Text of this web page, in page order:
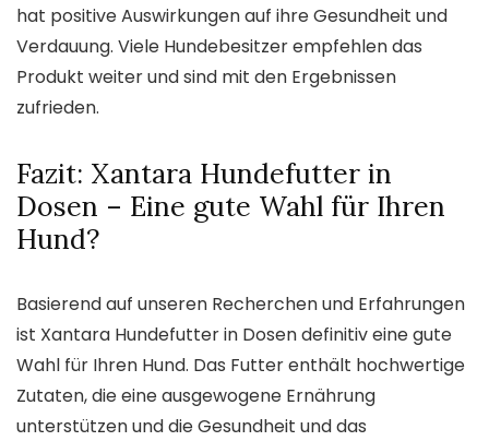
hat positive Auswirkungen auf ihre Gesundheit und
Verdauung. Viele Hundebesitzer empfehlen das
Produkt weiter und sind mit den Ergebnissen
zufrieden.
Fazit: Xantara Hundefutter in
Dosen – Eine gute Wahl für Ihren
Hund?
Basierend auf unseren Recherchen und Erfahrungen
ist Xantara Hundefutter in Dosen definitiv eine gute
Wahl für Ihren Hund. Das Futter enthält hochwertige
Zutaten, die eine ausgewogene Ernährung
unterstützen und die Gesundheit und das